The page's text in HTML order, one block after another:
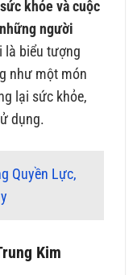
khỏe và cuộc
người
là biểu tượng
như một món
lại sức khỏe,
dụng.
Quyền Lực,
Kim